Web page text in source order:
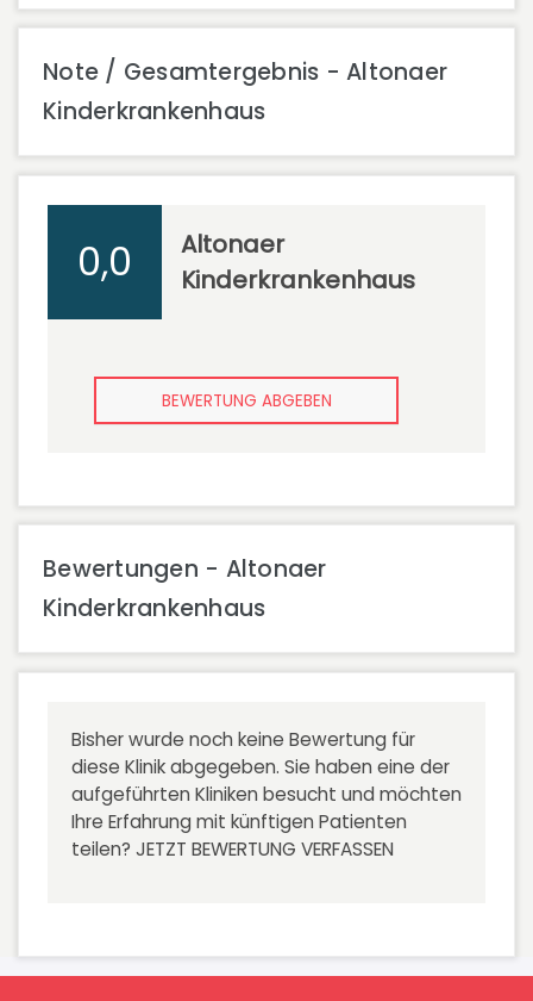
Note / Gesamtergebnis - Altonaer
Kinderkrankenhaus
0,0
Altonaer
Kinderkrankenhaus
BEWERTUNG ABGEBEN
Bewertungen - Altonaer
Kinderkrankenhaus
Bisher wurde noch keine Bewertung für
diese Klinik abgegeben. Sie haben eine der
aufgeführten Kliniken besucht und möchten
Ihre Erfahrung mit künftigen Patienten
teilen? JETZT BEWERTUNG VERFASSEN